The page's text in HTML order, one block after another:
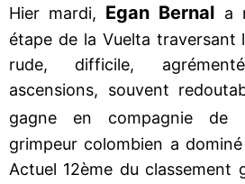
Hier mardi, Egan Bernal a
étape de la Vuelta traversant
rude, difficile,
ascensions, souvent
gagne en compagnie de
grimpeur colombien a
Actuel 12ème du classement